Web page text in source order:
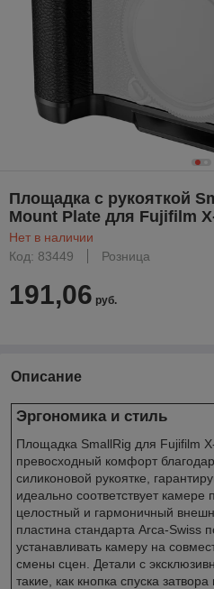
Площадка с рукояткой
Mount Plate для Fujifilm
Нет в наличии
Код: 83449
Розница
191,06 руб.
Описание
Эргономика и стиль
Площадка SmallRig для Fujifilm
превосходный комфорт
силиконовой рукоятке,
идеально соответствует камере
целостный и гармоничный
пластина стандарта Arca-Swiss
устанавливать камеру на
смены сцен. Детали с
такие, как кнопка спуска